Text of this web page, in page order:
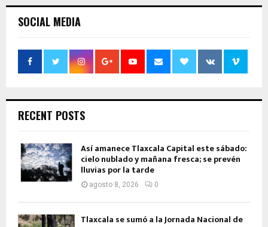
SOCIAL MEDIA
RECENT POSTS
Así amanece Tlaxcala Capital este sábado:
cielo nublado y mañana fresca; se prevén
lluvias por la tarde
agosto 8, 2026 0
Tlaxcala se sumó a la Jornada Nacional de